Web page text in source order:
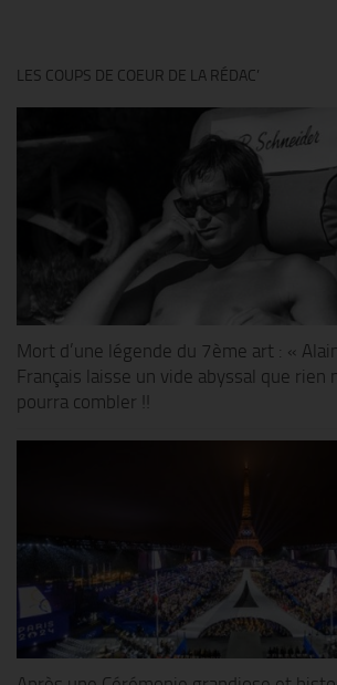
LES COUPS DE COEUR DE LA RÉDAC’
Mort d’une légende du 7ème art : «
Français laisse un vide abyssal que rien
pourra combler !!